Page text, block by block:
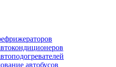
автобусов